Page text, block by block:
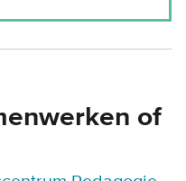
of